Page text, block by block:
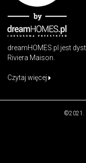
dreamHOMES.pl jest
Riviera Maison.
Czytaj więcej
©2021.